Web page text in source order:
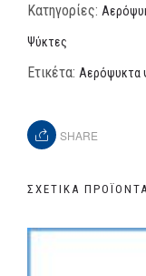
Κατηγορίες:
Ψύκτες
Ετικέτα: Αερόψυκτα
SHARE
ΣΧΕΤΙΚΆ ΠΡΟΪΌΝΤΑ